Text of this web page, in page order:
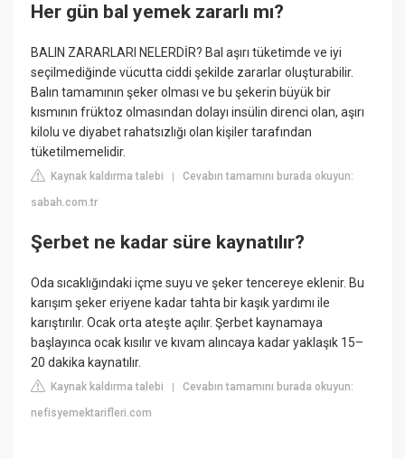
Her gün bal yemek zararlı mı?
BALIN ZARARLARI NELERDİR? Bal aşırı tüketimde ve iyi
seçilmediğinde vücutta ciddi şekilde zararlar oluşturabilir.
Balın tamamının şeker olması ve bu şekerin büyük bir
kısmının früktoz olmasından dolayı insülin direnci olan, aşırı
kilolu ve diyabet rahatsızlığı olan kişiler tarafından
tüketilmemelidir.
Kaynak kaldırma talebi |Cevabın tamamını burada okuyun:
sabah.com.tr
Şerbet ne kadar süre kaynatılır?
Oda sıcaklığındaki içme suyu ve şeker tencereye eklenir. Bu
karışım şeker eriyene kadar tahta bir kaşık yardımı ile
karıştırılır. Ocak orta ateşte açılır. Şerbet kaynamaya
başlayınca ocak kısılır ve kıvam alıncaya kadar yaklaşık 15–
20 dakika kaynatılır.
Kaynak kaldırma talebi |Cevabın tamamını burada okuyun:
nefisyemektarifleri.com